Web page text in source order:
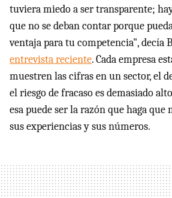
tuviera miedo a ser transparente;
que no se deban contar porque
ventaja para tu competencia", decía
entrevista reciente. Cada empresa
muestren las cifras en un sector, el
el riesgo de fracaso es demasiado
esa puede ser la razón que haga
sus experiencias y sus números.